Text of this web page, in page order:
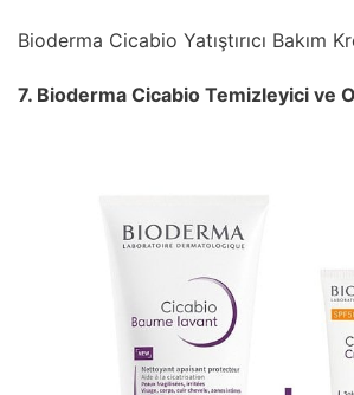
Bioderma Cicabio Yatıştırıcı Bakım
7. Bioderma Cicabio Temizleyici ve